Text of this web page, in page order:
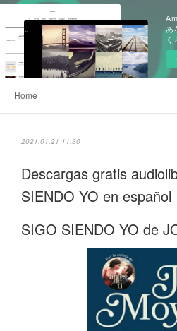
あ
く
Home
2021.01.21 11:30
Descargas gratis
SIENDO YO en español
SIGO SIENDO YO de